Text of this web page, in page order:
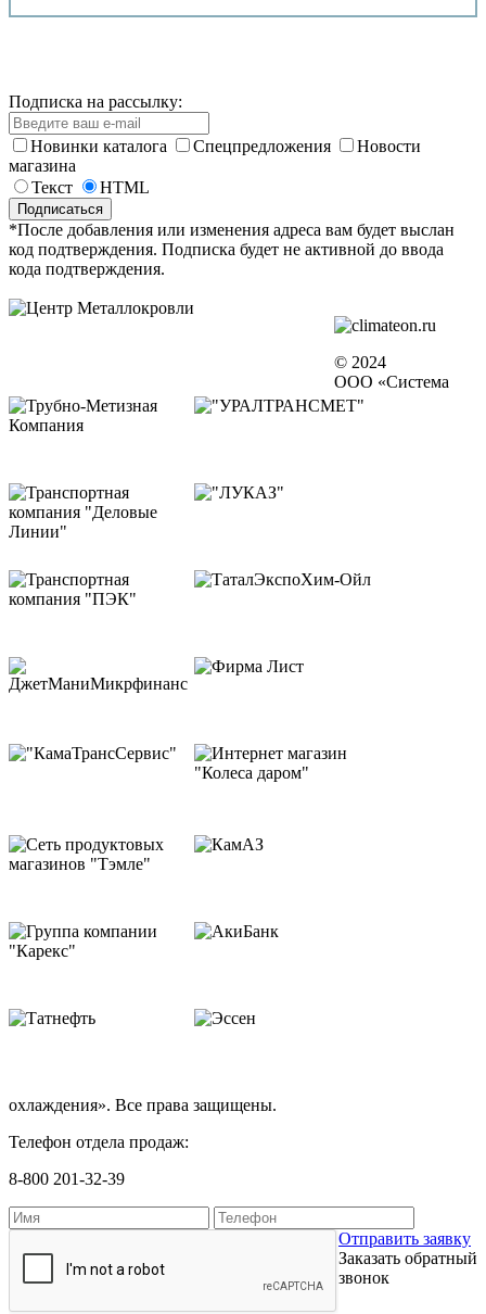
Подписка на рассылку:
Новинки каталога Спецпредложения
Новости
магазина
Текст
HTML
*После добавления или изменения адреса вам будет выслан
код подтверждения. Подписка будет не активной до ввода
кода подтверждения.
© 2024
ООО «Система
охлаждения». Все права защищены.
Телефон отдела продаж:
8-800 201-32-39
Отправить заявку
Заказать обратный
звонок